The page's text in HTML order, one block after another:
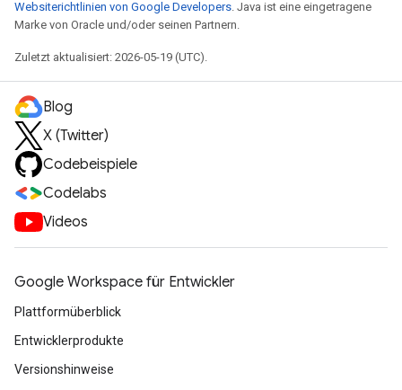
Websiterichtlinien von Google Developers . Java ist eine eingetragene
Marke von Oracle und/oder seinen Partnern.
Zuletzt aktualisiert: 2026-05-19 (UTC).
Blog
X (Twitter)
Codebeispiele
Codelabs
Videos
Google Workspace für Entwickler
Plattformüberblick
Entwicklerprodukte
Versionshinweise